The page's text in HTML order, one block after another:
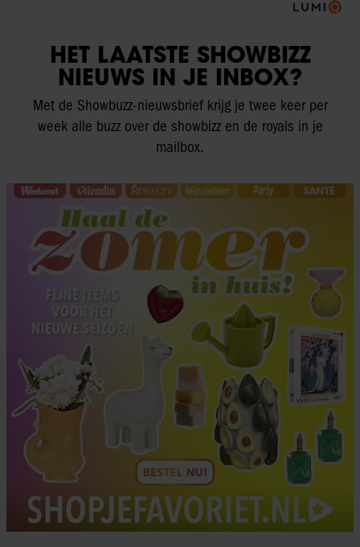
HET LAATSTE SHOWBIZZ
NIEUWS IN JE INBOX?
Met de Showbuzz-nieuwsbrief krijg je twee keer per
week alle buzz over de showbizz en de royals in je
mailbox.